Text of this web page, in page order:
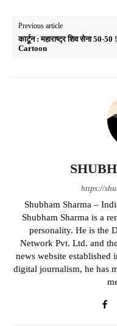
Previous article
कार्टून : महाराष्ट्र शिव सेना 50-50 !
Cartoon
https://
Shubham Sharma –
Shubham Sharma is a
personality. He is the
Network Pvt. Ltd. and
news website established
digital journalism, he has